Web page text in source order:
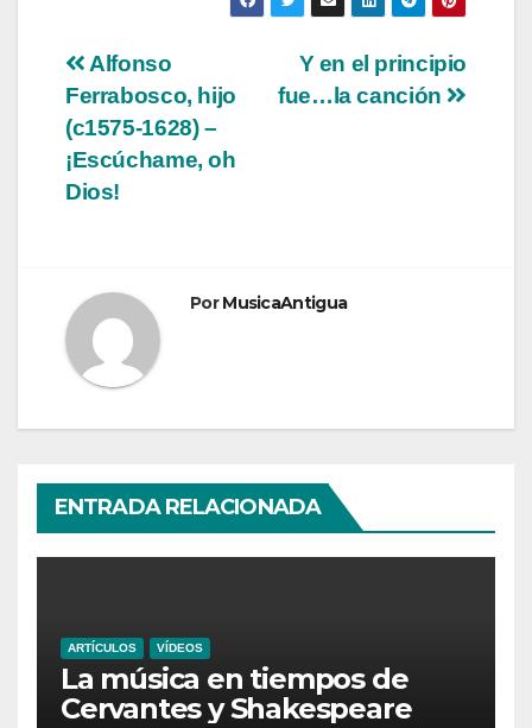
Navegación
de
entradas
Y en el principio
fue…la canción
Alfonso
Ferrabosco, hijo
(c1575-1628) –
¡Escúchame, oh
Dios!
PorMusicaAntigua
ENTRADA RELACIONADA
ARTÍCULOS VÍDEOS
La música en tiempos de
Cervantes y Shakespeare